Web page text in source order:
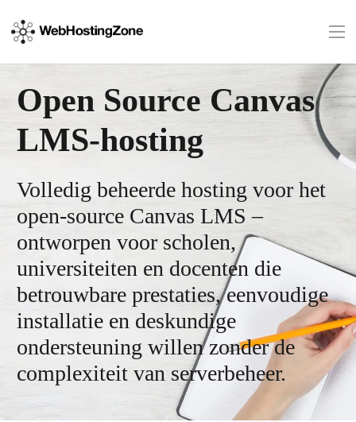
Open Source Canvas
LMS-hosting
Volledig beheerde hosting voor het
open-source Canvas LMS –
ontworpen voor scholen,
universiteiten en docenten die
betrouwbare prestaties, eenvoudige
installatie en deskundige
ondersteuning willen zonder de
complexiteit van serverbeheer.